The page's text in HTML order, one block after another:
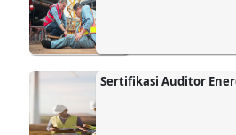
Sertifikasi Auditor